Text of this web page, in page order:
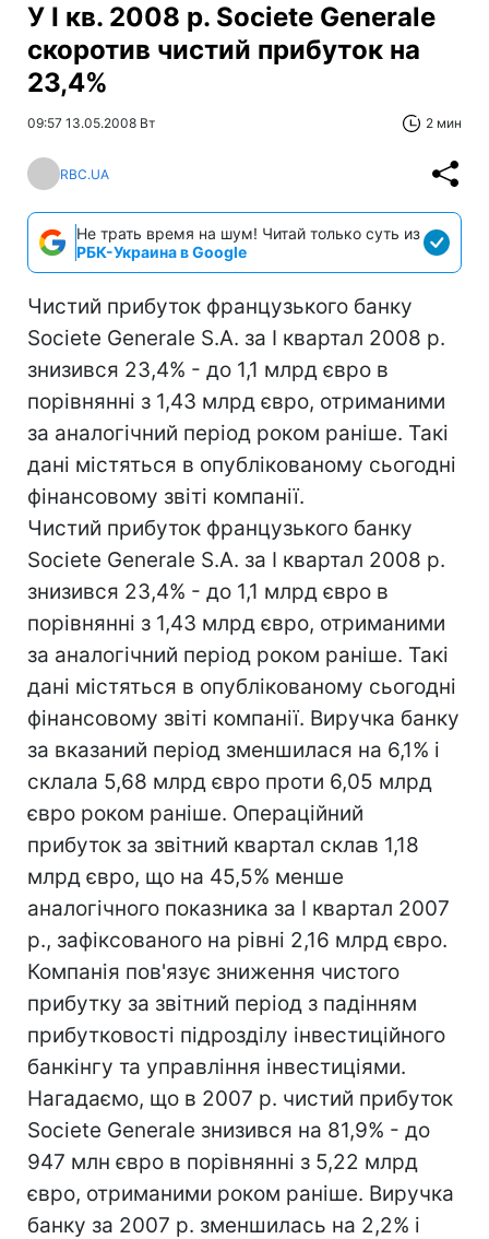
У I кв. 2008 р. Societe Generale
скоротив чистий прибуток на
23,4%
09:57 13.05.2008 Вт 2 мин
RBC.UA
Не трать время на шум! Читай только суть из
РБК-Украина в Google
Чистий прибуток французького банку
Societe Generale S.A. за I квартал 2008 р.
знизився 23,4% - до 1,1 млрд євро в
порівнянні з 1,43 млрд євро, отриманими
за аналогічний період роком раніше. Такі
дані містяться в опублікованому сьогодні
фінансовому звіті компанії.
Чистий прибуток французького банку
Societe Generale S.A. за I квартал 2008 р.
знизився 23,4% - до 1,1 млрд євро в
порівнянні з 1,43 млрд євро, отриманими
за аналогічний період роком раніше. Такі
дані містяться в опублікованому сьогодні
фінансовому звіті компанії. Виручка банку
за вказаний період зменшилася на 6,1% і
склала 5,68 млрд євро проти 6,05 млрд
євро роком раніше. Операційний
прибуток за звітний квартал склав 1,18
млрд євро, що на 45,5% менше
аналогічного показника за I квартал 2007
р., зафіксованого на рівні 2,16 млрд євро.
Компанія пов'язує зниження чистого
прибутку за звітний період з падінням
прибутковості підрозділу інвестиційного
банкінгу та управління інвестиціями.
Нагадаємо, що в 2007 р. чистий прибуток
Societe Generale знизився на 81,9% - до
947 млн євро в порівнянні з 5,22 млрд
євро, отриманими роком раніше. Виручка
банку за 2007 р. зменшилась на 2,2% і